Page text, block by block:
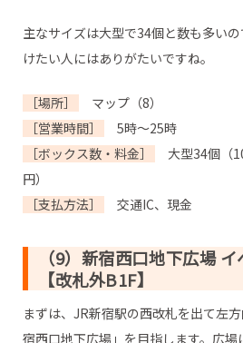
主なサイズは大型で34個と数も多い
けたい人にはありがたいですね。
［場所］
マップ（8）
［営業時間］
5時～25時
［ボックス数・料金］
大型34個（
円）
［支払方法］
交通IC、現金
（9）新宿西口地下広場
【改札外B1F】
まずは、JR新宿駅の西改札を出て左
宿西口地下広場」を目指します。広